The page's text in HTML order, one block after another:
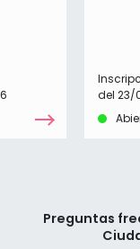
del 23/
Preguntas